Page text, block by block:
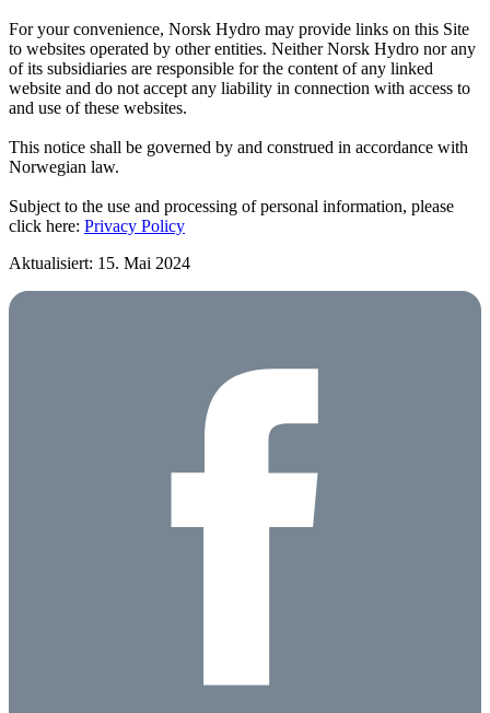
For your convenience, Norsk Hydro may provide links on this Site
to websites operated by other entities. Neither Norsk Hydro nor any
of its subsidiaries are responsible for the content of any linked
website and do not accept any liability in connection with access to
and use of these websites.
This notice shall be governed by and construed in accordance with
Norwegian law.
Subject to the use and processing of personal information, please
click here: Privacy Policy
Aktualisiert: 15. Mai 2024